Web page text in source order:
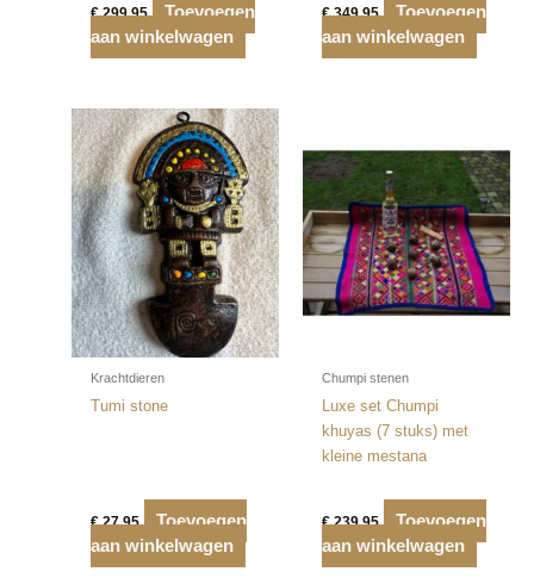
€299,95
Toevoegen
aan winkelwagen
€349,95
Toevoegen
aan winkelwagen
Krachtdieren
Tumi stone
€27,95
Toevoegen
aan winkelwagen
Chumpi stenen
Luxe set Chumpi
khuyas (7 stuks) met
kleine mestana
€239,95
Toevoegen
aan winkelwagen